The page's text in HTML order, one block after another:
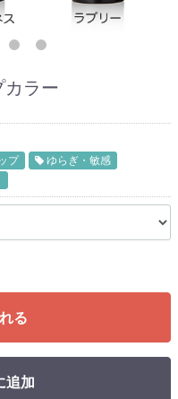
カラー
プ
ゆらぎ・敏感
る
追加